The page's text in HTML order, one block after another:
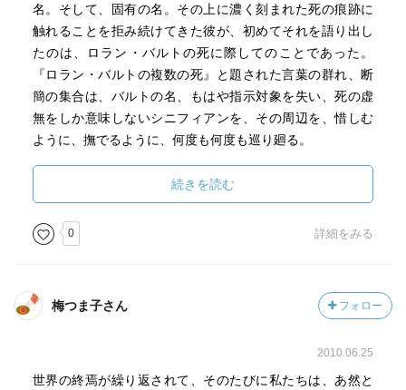
１冊目は、８０年代と９０年代初頭の追悼文をおさめる。
追悼された人は、ロラン・バルト、ポール・ド・マン、ミ
シェル・フーコー、ルイ・アルチュセールなど。
デリダの兄貴といった存在であったと思われるアルチュセ
ールへの追悼の一節。
の動きにある堪え難い暴力を見つけても、私はそれを慎む
気になれません。これは私のなかで、ルイを保ち続け、私
の中で彼を保ちながら私を保ち続けるただ一つのやり方で
あります。皆さんもそうしているでしょうし、私たち皆が
れてからしか存在されてからしか存在しない彼の記憶や引
きちぎられた彼の断片の歴史と共に、そうしているので
名。そして、固有の名。その上に濃く刻まれた死の痕跡に
触れることを拒み続けてきた彼が、初めてそれを語り出し
たのは、ロラン・バルトの死に際してのことであった。
『ロラン・バルトの複数の死』と題された言葉の群れ、断
簡の集合は、バルトの名、もはや指示対象を失い、死の虚
無をしか意味しないシニフィアンを、その周辺を、惜しむ
ように、撫でるように、何度も何度も巡り廻る。
ここから、彼の弔いが、喪の政治学が、始まった。次々に
訪れる、友の死、友愛の終わり。その度にデリダは、死を
語ること、死について語ることが孕む全ての罪、全ての欺
瞞、全てのナルシシズムを一人称で引き受け、その渦中で
実な問題として考えてきたデリダから発散する喪の言葉
は、ひび割れそうなほど薄く乾燥している。結局、彼は何
さにこの語りの挫折、喪の失敗であり、その不能と不実で
ある。
続きを読む
0 詳細をみる
梅つま子さん フォロー
2010.06.25
世界の終焉が繰り返されて、そのたびに私たちは、あ然と